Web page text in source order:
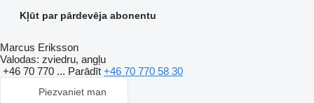
Kļūt par pārdevēja abonentu
Marcus Eriksson
Valodas: zviedru, angļu
+46 70 770 ... Parādīt +46 70 770 58 30
Piezvaniet man